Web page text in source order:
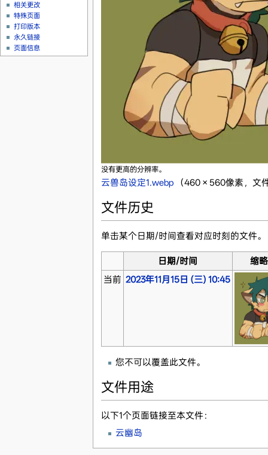
没有更高的分辨率。
云兽岛设定1.webp‎ （460 × 560像素，文
文件历史
单击某个日期/时间查看对应时刻的文件。
日期/时间
缩
当前 2023年11月15日 (三) 10:45
您不可以覆盖此文件。
文件用途
以下1个页面链接至本文件：
云幽岛
相关更改
特殊页面
打印版本
永久链接
页面信息